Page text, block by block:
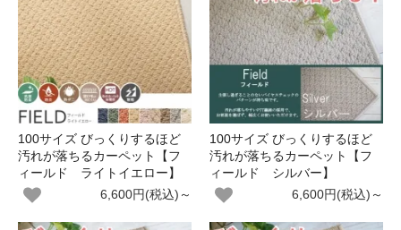
100サイズ びっくりするほど
汚れが落ちるカーペット【フ
ィールド ライトイエロー】
6,600円(税込)～
100サイズ びっくりするほど
汚れが落ちるカーペット【フ
ィールド シルバー】
6,600円(税込)～